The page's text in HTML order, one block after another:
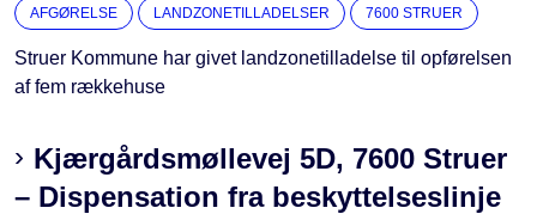
AFGØRELSE LANDZONETILLADELSER 7600 STRUER
Struer Kommune har givet landzonetilladelse til opførelsen
af fem rækkehuse
Kjærgårdsmøllevej 5D, 7600 Struer
– Dispensation fra beskyttelseslinje